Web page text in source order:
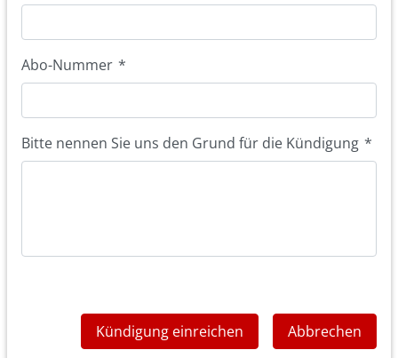
Abo-Nummer *
Bitte nennen Sie uns den Grund für die Kündigung *
Kündigung einreichen Abbrechen